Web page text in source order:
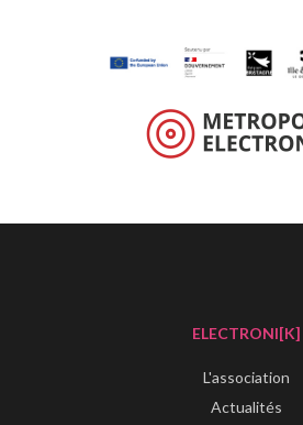
ELECTRONI[K]
L'association
Actualités